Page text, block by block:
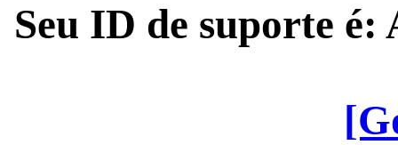
Seu ID de suporte é: